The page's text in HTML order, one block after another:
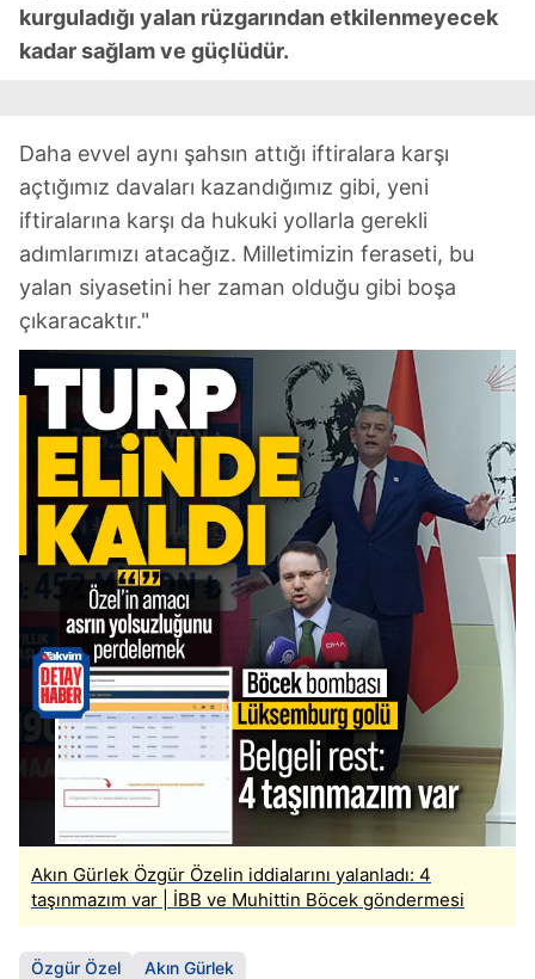
kurguladığı yalan rüzgarından etkilenmeyecek
kadar sağlam ve güçlüdür.
Daha evvel aynı şahsın attığı iftiralara karşı
açtığımız davaları kazandığımız gibi, yeni
iftiralarına karşı da hukuki yollarla gerekli
adımlarımızı atacağız. Milletimizin feraseti, bu
yalan siyasetini her zaman olduğu gibi boşa
çıkaracaktır."
Akın Gürlek Özgür Özelin iddialarını yalanladı: 4
taşınmazım var | İBB ve Muhittin Böcek göndermesi
Özgür Özel Akın Gürlek